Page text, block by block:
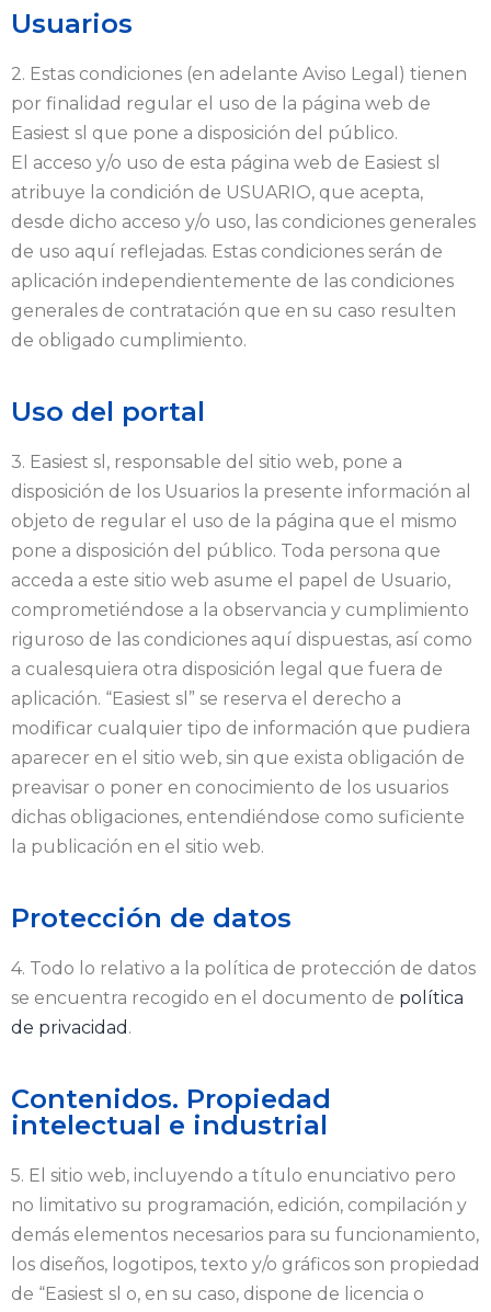
Usuarios
2. Estas condiciones (en adelante Aviso Legal) tienen
por finalidad regular el uso de la página web de
Easiest sl que pone a disposición del público.
El acceso y/o uso de esta página web de Easiest sl
atribuye la condición de USUARIO, que acepta,
desde dicho acceso y/o uso, las condiciones generales
de uso aquí reflejadas. Estas condiciones serán de
aplicación independientemente de las condiciones
generales de contratación que en su caso resulten
de obligado cumplimiento.
Uso del portal
3. Easiest sl, responsable del sitio web, pone a
disposición de los Usuarios la presente información al
objeto de regular el uso de la página que el mismo
pone a disposición del público. Toda persona que
acceda a este sitio web asume el papel de Usuario,
comprometiéndose a la observancia y cumplimiento
riguroso de las condiciones aquí dispuestas, así como
a cualesquiera otra disposición legal que fuera de
aplicación. “Easiest sl” se reserva el derecho a
modificar cualquier tipo de información que pudiera
aparecer en el sitio web, sin que exista obligación de
preavisar o poner en conocimiento de los usuarios
dichas obligaciones, entendiéndose como suficiente
la publicación en el sitio web.
Protección de datos
4. Todo lo relativo a la política de protección de datos
se encuentra recogido en el documento de política
de privacidad .
Contenidos. Propiedad
intelectual e industrial
5. El sitio web, incluyendo a título enunciativo pero
no limitativo su programación, edición, compilación y
demás elementos necesarios para su funcionamiento,
los diseños, logotipos, texto y/o gráficos son propiedad
de “Easiest sl o, en su caso, dispone de licencia o